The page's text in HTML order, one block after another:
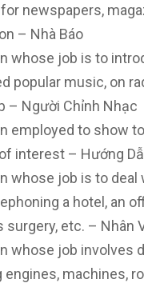
newspapers,
– Nhà Báo
whose job is to
popular music, on
– Người Chỉnh Nhạc
employed to show
interest – Hướng
whose job is to deal
a hotel, an
surgery, etc. – Nhân
whose job involves
engines, machines,